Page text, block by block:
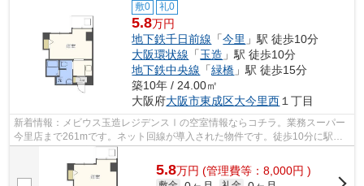
敷0 礼0
5.8万円
地下鉄千日前線 「今里 」駅 徒歩10分
大阪環状線 「玉造 」駅 徒歩10分
地下鉄中央線 「緑橋 」駅 徒歩15分
築10年 / 24.00㎡
大阪府大阪市東成区大今里西 １丁目
新着情報：メビウス玉造レジデンスⅠの空室情報ならコチラ。業務スーパー
今里店まで261mです。ネット回線が導入された物件です。徒歩10分に駅の
ある、ニーズの高い物件です。大阪市東...
5.8万円 (管理費等：8,000円 )